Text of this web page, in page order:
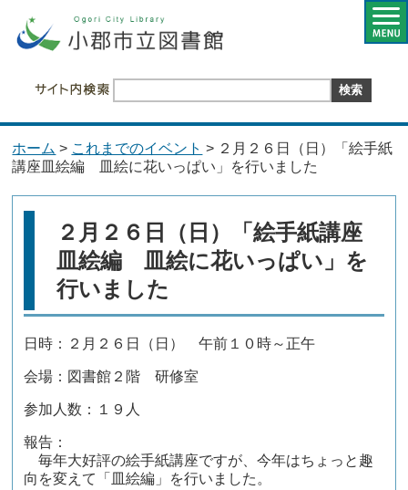
ホーム > これまでのイベント > ２月２６日（日）「絵手紙
講座皿絵編 皿絵に花いっぱい」を行いました
２月２６日（日）「絵手紙講座
皿絵編 皿絵に花いっぱい」を
行いました
日時：２月２６日（日） 午前１０時～正午
会場：図書館２階 研修室
参加人数：１９人
報告：
毎年大好評の絵手紙講座ですが、今年はちょっと趣
向を変えて「皿絵編」を行いました。